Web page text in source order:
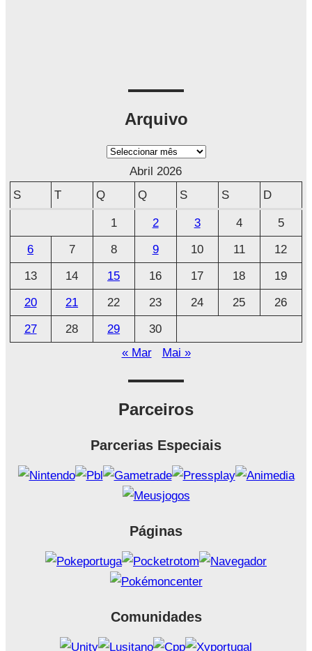
Arquivo
A
v
o
Abril 2026
S
T Q Q S S D
1 2 3 4
5
6
7 8 9 10 11
12
13
14 15 16 17 18
19
20
21 22 23 24 25
26
27
28 29
30
« Mar
Mai »
Parceiros
Parcerias Especiais
Páginas
Comunidades